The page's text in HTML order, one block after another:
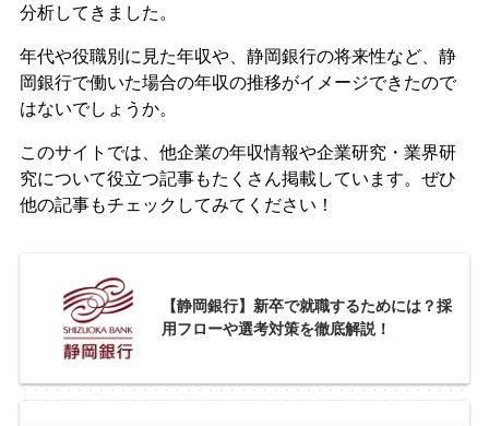
分析してきました。
年代や役職別に見た年収や、静岡銀行の将来性など、静
岡銀行で働いた場合の年収の推移がイメージできたので
はないでしょうか。
このサイトでは、他企業の年収情報や企業研究・業界研
究について役立つ記事もたくさん掲載しています。ぜひ
他の記事もチェックしてみてください！
【静岡銀行】新卒で就職するためには？採
用フローや選考対策を徹底解説！